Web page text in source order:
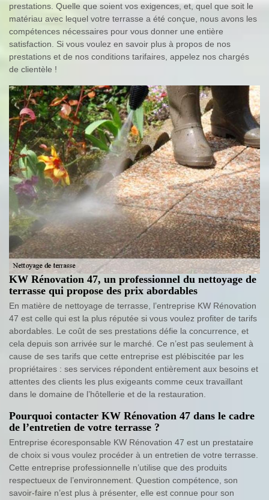
prestations. Quelle que soient vos exigences, et, quel que soit le
matériau avec lequel votre terrasse a été conçue, nous avons les
compétences nécessaires pour vous donner une entière
satisfaction. Si vous voulez en savoir plus à propos de nos
prestations et de nos conditions tarifaires, appelez nos chargés
de clientèle !
KW Rénovation 47, un professionnel du nettoyage de
terrasse qui propose des prix abordables
En matière de nettoyage de terrasse, l’entreprise KW Rénovation
47 est celle qui est la plus réputée si vous voulez profiter de tarifs
abordables. Le coût de ses prestations défie la concurrence, et
cela depuis son arrivée sur le marché. Ce n’est pas seulement à
cause de ses tarifs que cette entreprise est plébiscitée par les
propriétaires : ses services répondent entièrement aux besoins et
attentes des clients les plus exigeants comme ceux travaillant
dans le domaine de l’hôtellerie et de la restauration.
Pourquoi contacter KW Rénovation 47 dans le cadre
de l’entretien de votre terrasse ?
Entreprise écoresponsable KW Rénovation 47 est un prestataire
de choix si vous voulez procéder à un entretien de votre terrasse.
Cette entreprise professionnelle n’utilise que des produits
respectueux de l’environnement. Question compétence, son
savoir-faire n’est plus à présenter, elle est connue pour son